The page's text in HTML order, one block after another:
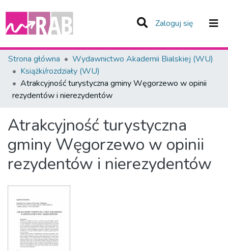
Zaloguj się (current)
Zespoły i Kolekcje
Statystyka
Całe Repozytorium
Strona główna
Wydawnictwo Akademii Bialskiej (WU)
Książki/rozdziały (WU)
Atrakcyjność turystyczna gminy Węgorzewo w opinii
rezydentów i nierezydentów
Atrakcyjność turystyczna
gminy Węgorzewo w opinii
rezydentów i nierezydentów